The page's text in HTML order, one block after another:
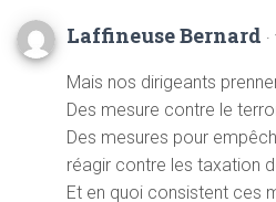
Laffineuse Bernard
Mais nos dirigeants
Des mesure contre le
Des mesures pour
réagir contre les taxation
Et en quoi consistent ces